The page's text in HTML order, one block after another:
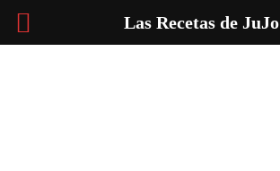
Las Recetas de JuJo